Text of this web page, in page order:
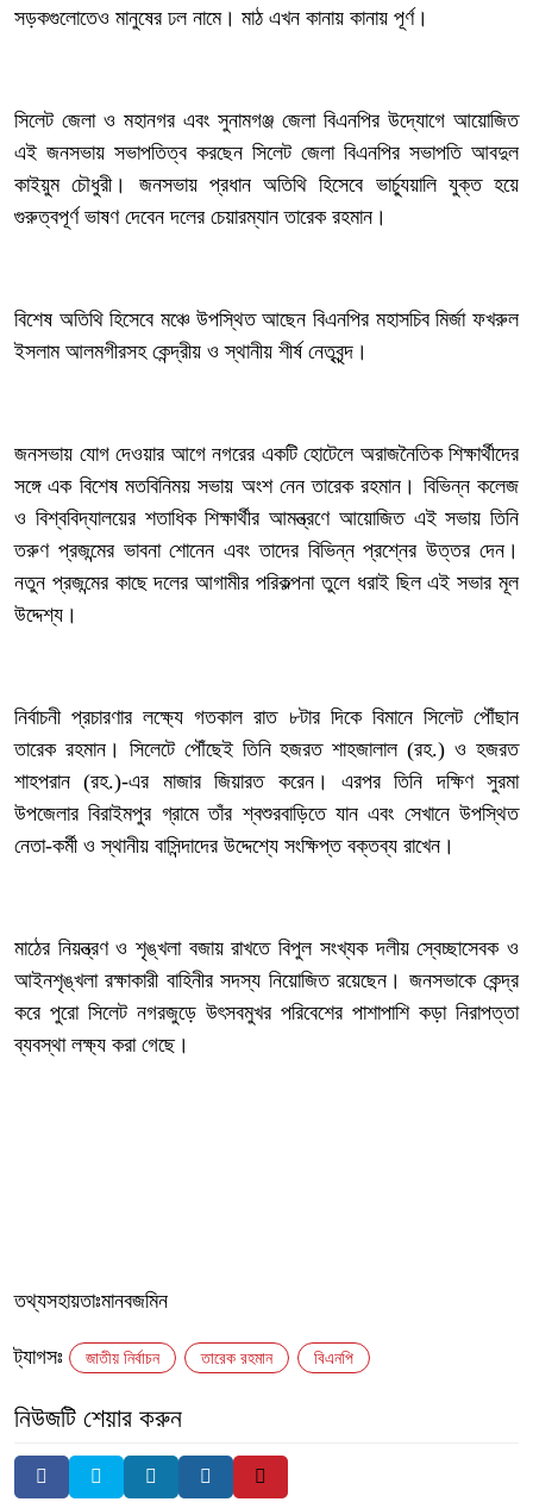
সড়কগুলোতেও মানুষের ঢল নামে। মাঠ এখন কানায় কানায় পূর্ণ।
‎সিলেট জেলা ও মহানগর এবং সুনামগঞ্জ জেলা বিএনপির উদ্যোগে আয়োজিত
এই জনসভায় সভাপতিত্ব করছেন সিলেট জেলা বিএনপির সভাপতি আবদুল
কাইয়ুম চৌধুরী। জনসভায় প্রধান অতিথি হিসেবে ভার্চ্যুয়ালি যুক্ত হয়ে
গুরুত্বপূর্ণ ভাষণ দেবেন দলের চেয়ারম্যান তারেক রহমান।
‎বিশেষ অতিথি হিসেবে মঞ্চে উপস্থিত আছেন বিএনপির মহাসচিব মির্জা ফখরুল
ইসলাম আলমগীরসহ কেন্দ্রীয় ও স্থানীয় শীর্ষ নেতৃবৃন্দ।
‎জনসভায় যোগ দেওয়ার আগে নগরের একটি হোটেলে অরাজনৈতিক শিক্ষার্থীদের
সঙ্গে এক বিশেষ মতবিনিময় সভায় অংশ নেন তারেক রহমান। বিভিন্ন কলেজ
ও বিশ্ববিদ্যালয়ের শতাধিক শিক্ষার্থীর আমন্ত্রণে আয়োজিত এই সভায় তিনি
তরুণ প্রজন্মের ভাবনা শোনেন এবং তাদের বিভিন্ন প্রশ্নের উত্তর দেন।
নতুন প্রজন্মের কাছে দলের আগামীর পরিকল্পনা তুলে ধরাই ছিল এই সভার মূল
উদ্দেশ্য।
‎নির্বাচনী প্রচারণার লক্ষ্যে গতকাল রাত ৮টার দিকে বিমানে সিলেট পৌঁছান
তারেক রহমান। সিলেটে পৌঁছেই তিনি হজরত শাহজালাল (রহ.) ও হজরত
শাহপরান (রহ.)-এর মাজার জিয়ারত করেন। এরপর তিনি দক্ষিণ সুরমা
উপজেলার বিরাইমপুর গ্রামে তাঁর শ্বশুরবাড়িতে যান এবং সেখানে উপস্থিত
নেতা-কর্মী ও স্থানীয় বাসিন্দাদের উদ্দেশ্যে সংক্ষিপ্ত বক্তব্য রাখেন।
মাঠের নিয়ন্ত্রণ ও শৃঙ্খলা বজায় রাখতে বিপুল সংখ্যক দলীয় স্বেচ্ছাসেবক ও
আইনশৃঙ্খলা রক্ষাকারী বাহিনীর সদস্য নিয়োজিত রয়েছেন। জনসভাকে কেন্দ্র
করে পুরো সিলেট নগরজুড়ে উৎসবমুখর পরিবেশের পাশাপাশি কড়া নিরাপত্তা
ব্যবস্থা লক্ষ্য করা গেছে।
তথ্যসহায়তাঃমানবজমিন
ট্যাগসঃ জাতীয় নির্বাচন তারেক রহমান বিএনপি
নিউজটি শেয়ার করুন